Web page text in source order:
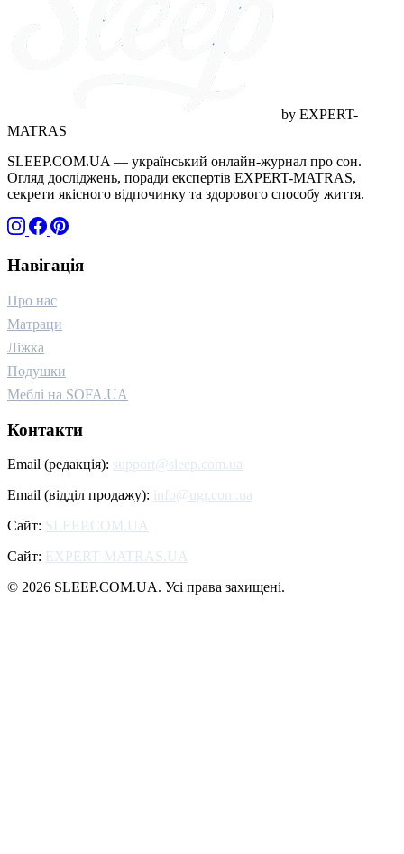
by EXPERT-
MATRAS
SLEEP.COM.UA — український онлайн-журнал про сон.
Огляд досліджень, поради експертів EXPERT-MATRAS,
секрети якісного відпочинку та здорового способу життя.
Навігація
Про нас
Матраци
Ліжка
Подушки
Меблі на SOFA.UA
Контакти
Email (редакція): support@sleep.com.ua
Email (відділ продажу): info@ugr.com.ua
Сайт: SLEEP.COM.UA
Сайт: EXPERT-MATRAS.UA
© 2026 SLEEP.COM.UA. Усі права захищені.